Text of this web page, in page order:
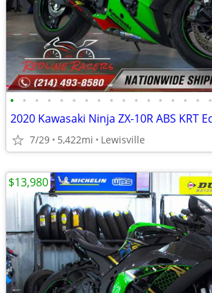
• • • • • • • • • • • • • • • • •
7/29 5,422mi Lewisville
$13,980